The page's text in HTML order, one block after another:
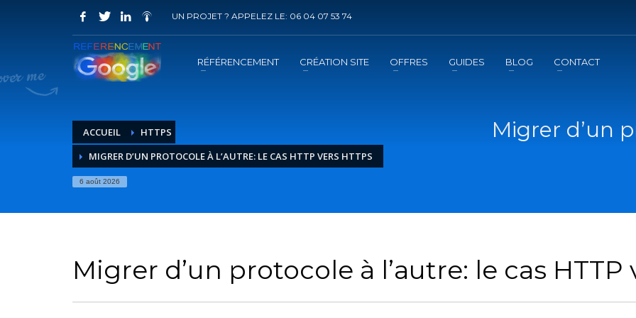
COMMENT ACHETER UN PRESTATION DE REFERENCEMENT ?
1 Choisir la prestation
Vous recevrez sous 5 jours ouvrés un mail de
UN PROJET ? APPELEZ LE: 06 04 07 53 74
RÉFÉRENCEMENT CRÉATION SITE OFFRES GUIDES BLOG CONTACT
ACCUEIL
HTTPS
MIGRER D’UN PROTOCOLE À L’AUTRE: LE CAS HTTP VERS HTTPS
6 août 2026
Migrer d’un
Migrer d’un protocole à l’autre: le cas HTTP